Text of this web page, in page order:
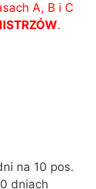
A, B i C
.
na 10 pos.
dniach